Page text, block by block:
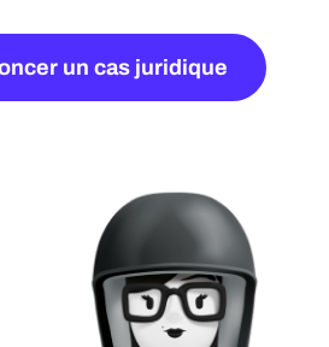
un cas juridique